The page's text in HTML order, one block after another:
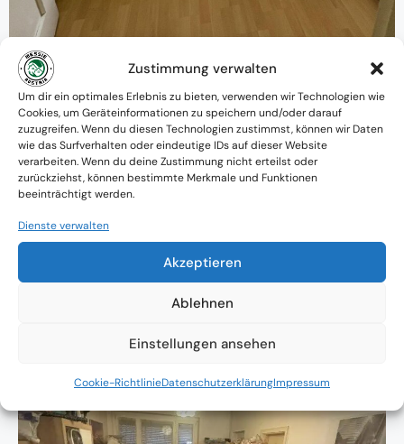
Zustimmung verwalten
Um dir ein optimales Erlebnis zu bieten, verwenden wir Technologien wie
Cookies, um Geräteinformationen zu speichern und/oder darauf
zuzugreifen. Wenn du diesen Technologien zustimmst, können wir Daten
wie das Surfverhalten oder eindeutige IDs auf dieser Website
verarbeiten. Wenn du deine Zustimmung nicht erteilst oder
zurückziehst, können bestimmte Merkmale und Funktionen
beeinträchtigt werden.
Dienste verwalten
Akzeptieren
Ablehnen
Einstellungen ansehen
Cookie-RichtlinieDatenschutzerklärungImpressum
Warum MessieAustria ?
Ein Team mit psychologischem
Verständnis und praktischem Know-how
Absolute Diskretion & keine
Zusammenarbeit mit Ämtern ohne